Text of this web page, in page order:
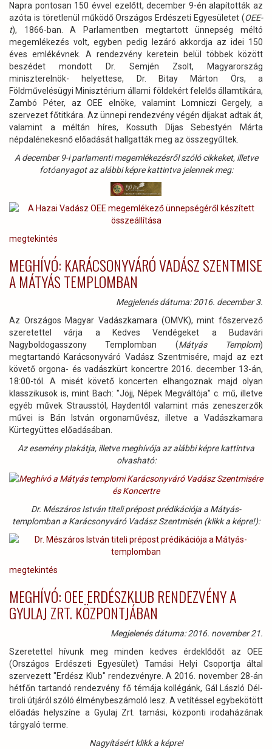
Napra pontosan 150 évvel ezelőtt, december 9-én alapították az
azóta is töretlenül működő Országos Erdészeti Egyesületet (OEE-
t), 1866-ban. A Parlamentben megtartott ünnepség méltó
megemlékezés volt, egyben pedig lezáró akkordja az idei 150
éves emlékévnek. A rendezvény keretein belül többek között
beszédet mondott Dr. Semjén Zsolt, Magyarország
miniszterelnök- helyettese, Dr. Bitay Márton Örs, a
Földművelésügyi Minisztérium állami földekért felelős államtikára,
Zambó Péter, az OEE elnöke, valamint Lomniczi Gergely, a
szervezet főtitkára. Az ünnepi rendezvény végén díjakat adtak át,
valamint a méltán híres, Kossuth Díjas Sebestyén Márta
népdalénekesnő előadását hallgatták meg az összegyűltek.
A december 9-i parlamenti megemlékezésről szóló cikkeket, illetve
fotóanyagot az alábbi képre kattintva jelennek meg:
megtekintés
MEGHÍVÓ: KARÁCSONYVÁRÓ VADÁSZ SZENTMISE
A MÁTYÁS TEMPLOMBAN
Megjelenés dátuma: 2016. december 3.
Az Országos Magyar Vadászkamara (OMVK), mint főszervező
szeretettel várja a Kedves Vendégeket a Budavári
Nagyboldogasszony Templomban (Mátyás Templom)
megtartandó Karácsonyváró Vadász Szentmisére, majd az ezt
követő orgona- és vadászkürt koncertre 2016. december 13-án,
18:00-tól. A misét követő koncerten elhangoznak majd olyan
klasszikusok is, mint Bach: "Jöjj, Népek Megváltója" c. mű, illetve
egyéb művek Strausstól, Haydentől valamint más zeneszerzők
művei is Bán István orgonaművész, illetve a Vadászkamara
Kürtegyüttes előadásában.
Az esemény plakátja, illetve meghívója az alábbi képre kattintva
olvasható:
Dr. Mészáros István titeli prépost prédikációja a Mátyás-
templomban a Karácsonyváró Vadász Szentmisén (klikk a képre!):
megtekintés
MEGHÍVÓ: OEE ERDÉSZKLUB RENDEZVÉNY A
GYULAJ ZRT. KÖZPONTJÁBAN
Megjelenés dátuma: 2016. november 21.
Szeretettel hívunk meg minden kedves érdeklődőt az OEE
(Országos Erdészeti Egyesület) Tamási Helyi Csoportja által
szervezett "Erdész Klub" rendezvényre. A 2016. november 28-án
hétfőn tartandó rendezvény fő témája kollégánk, Gál László Dél-
tiroli útjáról szóló élménybeszámoló lesz. A vetítéssel egybekötött
előadás helyszíne a Gyulaj Zrt. tamási, központi irodaházának
tárgyaló terme.
Nagyításért klikk a képre!